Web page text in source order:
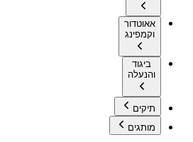
אאוטדור
וקמפינג
ביגוד
והנעלה
תיקים
מותגים